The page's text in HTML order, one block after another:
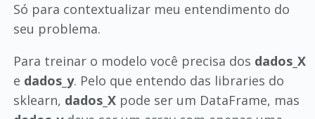
Só para contextualizar meu entendimento do
seu problema.
Para treinar o modelo você precisa dos dados_X
e dados_y. Pelo que entendo das libraries do
sklearn, dados_Xpode ser um DataFrame, mas